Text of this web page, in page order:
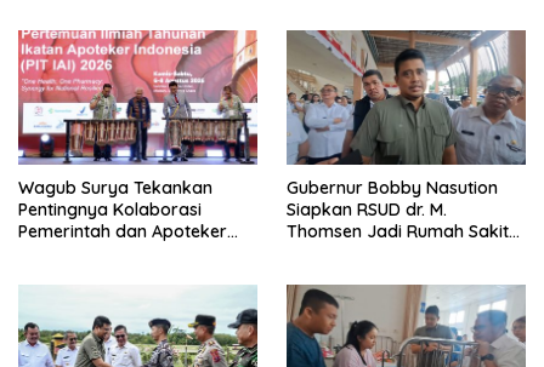
Wagub Surya Tekankan
Pentingnya Kolaborasi
Pemerintah dan Apoteker
Gubernur Bobby Nasution
Siapkan RSUD dr. M.
Thomsen Jadi Rumah Sakit